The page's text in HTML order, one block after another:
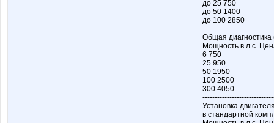
до 25 750
до 50 1400
до 100 2850
Общая диагностика
Мощность в л.с.
6 750
25 950
50 1950
100 2500
300 4050
Установка
в стандартной